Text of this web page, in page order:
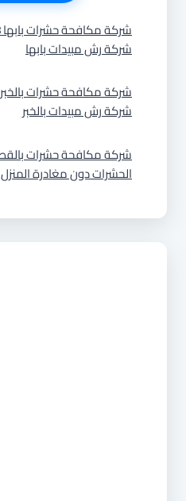
شركة رش مبيدات بابها
شركة رش مبيدات بالخبر
الحشرات دون مغادرة المنزل